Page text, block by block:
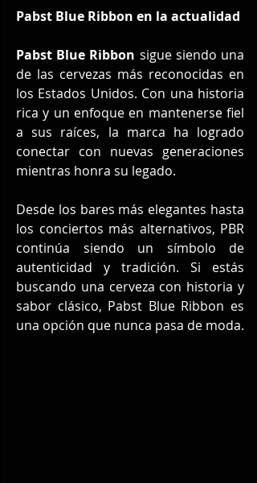
Pabst Blue Ribbon en la actualidad
Pabst Blue Ribbon sigue siendo una
de las cervezas más reconocidas en
los Estados Unidos. Con una historia
rica y un enfoque en mantenerse fiel
a sus raíces, la marca ha logrado
conectar con nuevas generaciones
mientras honra su legado.
Desde los bares más elegantes hasta
los conciertos más alternativos, PBR
continúa siendo un símbolo de
autenticidad y tradición. Si estás
buscando una cerveza con historia y
sabor clásico, Pabst Blue Ribbon es
una opción que nunca pasa de moda.